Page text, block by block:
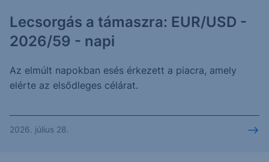
Lecsorgás a támaszra: EUR/USD -
2026/59 - napi
Az elmúlt napokban esés érkezett a piacra, amely
elérte az elsődleges célárat.
2026. július 28.